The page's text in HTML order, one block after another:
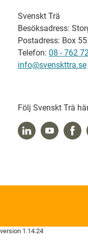
Svenskt Trä
Besöksadress:
Postadress: Box
Telefon: 08 - 762
info@svenskttra.se
Följ Svenskt Trä
version 1.14.24